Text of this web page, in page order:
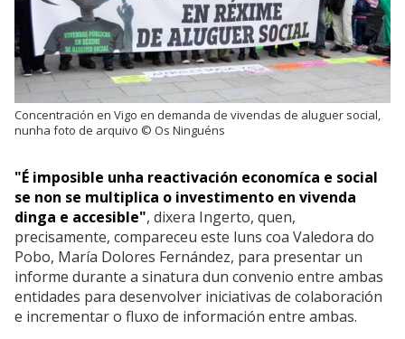
Concentración en Vigo en demanda de vivendas de aluguer social,
nunha foto de arquivo © Os Ninguéns
"É imposible unha reactivación economíca e social
se non se multiplica o investimento en vivenda
dinga e accesible", dixera Ingerto, quen,
precisamente, compareceu este luns coa Valedora do
Pobo, María Dolores Fernández, para presentar un
informe durante a sinatura dun convenio entre ambas
entidades para desenvolver iniciativas de colaboración
e incrementar o fluxo de información entre ambas.